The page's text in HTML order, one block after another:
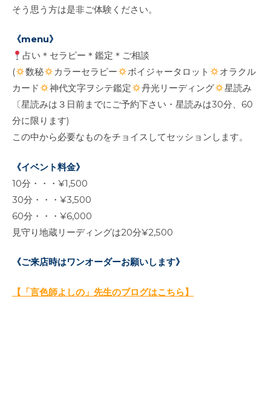
そう思う方は是非ご体験ください。
《menu》
占い＊セラピー＊鑑定＊ご相談
(
数秘 カラーセラピー ボイジャータロット
オラクル
カード
神代文字ヲシテ鑑定 丹光リーディング
星読み
〔星読みは３日前までにご予約下さい・星読みは30分、60
分に限ります)
この中から必要なものをチョイスしてセッションします。
《イベント料金》
10分・・・¥1,500
30分・・・¥3,500
60分・・・¥6,000
見守り地蔵リーディングは20分¥2,500
《ご来店時はワンオーダーお願いします》
【「言色師よしの」先生のブログはこちら】